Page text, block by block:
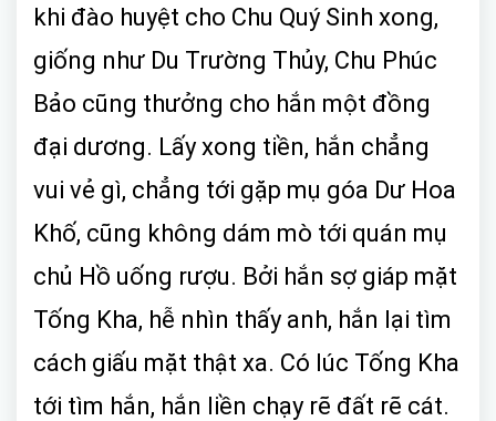
khi đào huyệt cho Chu Quý Sinh xong,
giống như Du Trường Thủy, Chu Phúc
Bảo cũng thưởng cho hắn một đồng
đại dương. Lấy xong tiền, hắn chẳng
vui vẻ gì, chẳng tới gặp mụ góa Dư Hoa
Khố, cũng không dám mò tới quán mụ
chủ Hồ uống rượu. Bởi hắn sợ giáp mặt
Tống Kha, hễ nhìn thấy anh, hắn lại tìm
cách giấu mặt thật xa. Có lúc Tống Kha
tới tìm hắn, hắn liền chạy rẽ đất rẽ cát.